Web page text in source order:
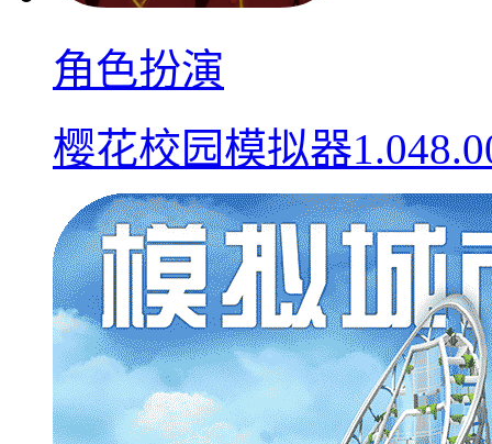
角色扮演
樱花校园模拟器